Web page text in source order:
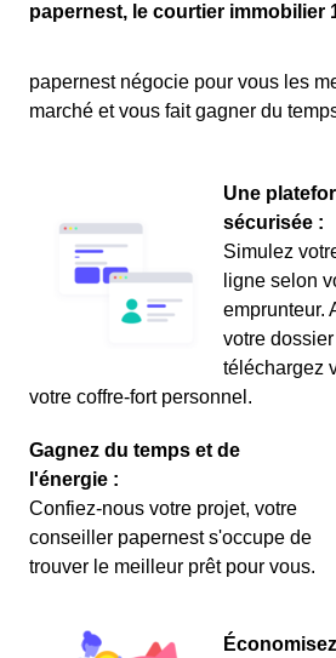
papernest, le courtier immobilier
papernest négocie pour vous les
marché et vous fait gagner du
Une
sécurisée :
Simulez
ligne selon
emprunteur.
votre
téléchargez
votre coffre-fort personnel.
Gagnez du temps et de
l'énergie :
Confiez-nous votre projet, votre
conseiller papernest s'occupe de
trouver le meilleur prêt pour vous.